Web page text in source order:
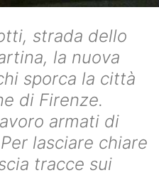
strada dello
la nuova
sporca la città
di Firenze.
armati di
lasciare chiare
tracce sui